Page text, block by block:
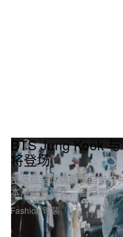
Fashion 时装
BTS Jung Kook
将登场
由这位全球偶像亲自参与
本月正式发售，备受期待
May 17, 2026